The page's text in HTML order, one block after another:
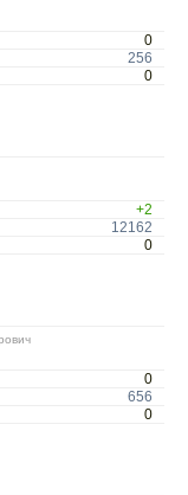
0
256
0
+2
12162
0
0
656
0